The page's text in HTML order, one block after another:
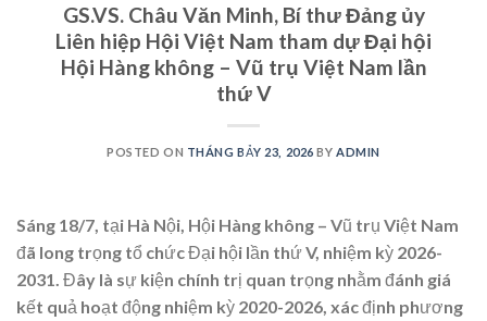
GS.VS. Châu Văn Minh, Bí thư Đảng ủy
Liên hiệp Hội Việt Nam tham dự Đại hội
Hội Hàng không – Vũ trụ Việt Nam lần
thứ V
POSTED ON THÁNG BẢY 23, 2026 BYADMIN
Sáng 18/7, tại Hà Nội, Hội Hàng không – Vũ trụ Việt Nam
đã long trọng tổ chức Đại hội lần thứ V, nhiệm kỳ 2026-
2031. Đây là sự kiện chính trị quan trọng nhằm đánh giá
kết quả hoạt động nhiệm kỳ 2020-2026, xác định phương